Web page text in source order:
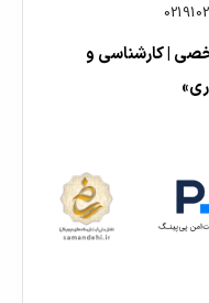
| کارشناسی و